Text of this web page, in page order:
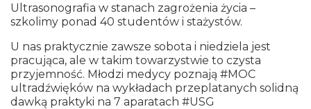
Ultrasonografia w stanach zagrożenia życia –
szkolimy ponad 40 studentów i stażystów.
U nas praktycznie zawsze sobota i niedziela jest
pracująca, ale w takim towarzystwie to czysta
przyjemność. Młodzi medycy poznają #MOC
ultradźwięków na wykładach przeplatanych solidną
dawką praktyki na 7 aparatach #USG